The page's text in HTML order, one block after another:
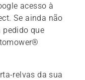
acesso à
Se ainda não
pedido que
relvas da sua